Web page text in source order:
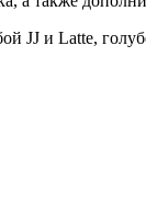
JJ и Latte,